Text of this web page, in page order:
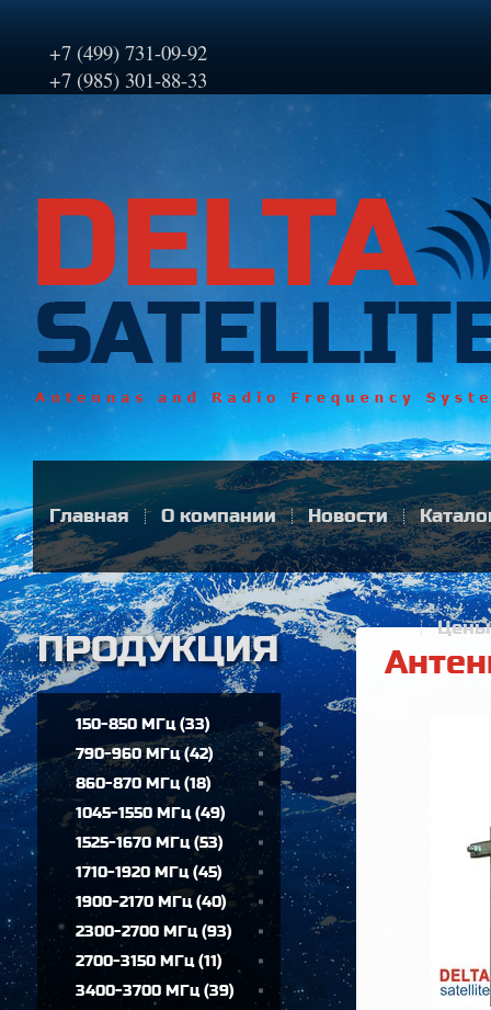
+7 (499) 731-09-92
+7 (985) 301-88-33
Главная О компании Новости
Цены
150-850 МГц(33)
790-960 МГц(42)
860-870 МГц(18)
1045-1550 МГц(49)
1525-1670 МГц(53)
1710-1920 МГц(45)
1900-2170 МГц(40)
2300-2700 МГц(93)
2700-3150 МГц(11)
3400-3700 МГц(39)